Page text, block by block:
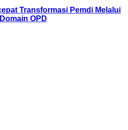
Transformasi Pemdi Melalui
OPD